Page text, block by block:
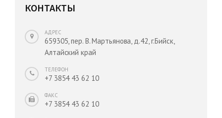
КОНТАКТЫ
АДРЕС
659305, пер. В. Мартьянова, д.42, г.Бийск,
Алтайский край
ТЕЛЕФОН
+7 3854 43 62 10
ФАКС
+7 3854 43 62 10